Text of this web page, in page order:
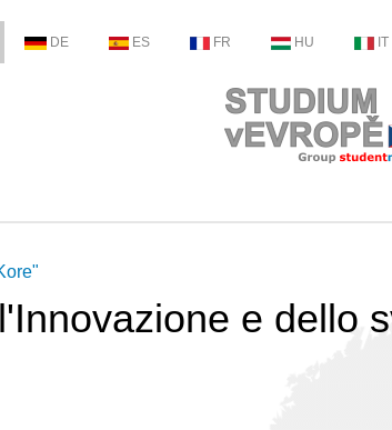
DE ES FR HU IT
e dello